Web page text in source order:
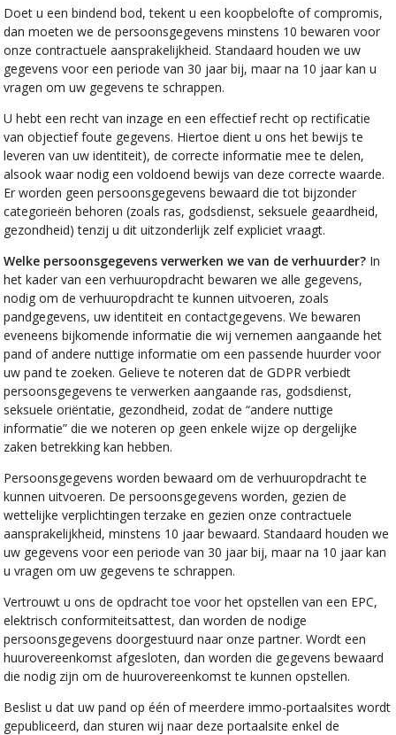
Doet u een bindend bod, tekent u een koopbelofte of compromis,
dan moeten we de persoonsgegevens minstens 10 bewaren voor
onze contractuele aansprakelijkheid. Standaard houden we uw
gegevens voor een periode van 30 jaar bij, maar na 10 jaar kan u
vragen om uw gegevens te schrappen.
U hebt een recht van inzage en een effectief recht op rectificatie
van objectief foute gegevens. Hiertoe dient u ons het bewijs te
leveren van uw identiteit), de correcte informatie mee te delen,
alsook waar nodig een voldoend bewijs van deze correcte waarde.
Er worden geen persoonsgegevens bewaard die tot bijzonder
categorieën behoren (zoals ras, godsdienst, seksuele geaardheid,
gezondheid) tenzij u dit uitzonderlijk zelf expliciet vraagt.
Welke persoonsgegevens verwerken we van de verhuurder? In
het kader van een verhuuropdracht bewaren we alle gegevens,
nodig om de verhuuropdracht te kunnen uitvoeren, zoals
pandgegevens, uw identiteit en contactgegevens. We bewaren
eveneens bijkomende informatie die wij vernemen aangaande het
pand of andere nuttige informatie om een passende huurder voor
uw pand te zoeken. Gelieve te noteren dat de GDPR verbiedt
persoonsgegevens te verwerken aangaande ras, godsdienst,
seksuele oriëntatie, gezondheid, zodat de “andere nuttige
informatie” die we noteren op geen enkele wijze op dergelijke
zaken betrekking kan hebben.
Persoonsgegevens worden bewaard om de verhuuropdracht te
kunnen uitvoeren. De persoonsgegevens worden, gezien de
wettelijke verplichtingen terzake en gezien onze contractuele
aansprakelijkheid, minstens 10 jaar bewaard. Standaard houden we
uw gegevens voor een periode van 30 jaar bij, maar na 10 jaar kan
u vragen om uw gegevens te schrappen.
Vertrouwt u ons de opdracht toe voor het opstellen van een EPC,
elektrisch conformiteitsattest, dan worden de nodige
persoonsgegevens doorgestuurd naar onze partner. Wordt een
huurovereenkomst afgesloten, dan worden die gegevens bewaard
die nodig zijn om de huurovereenkomst te kunnen opstellen.
Beslist u dat uw pand op één of meerdere immo-portaalsites wordt
gepubliceerd, dan sturen wij naar deze portaalsite enkel de